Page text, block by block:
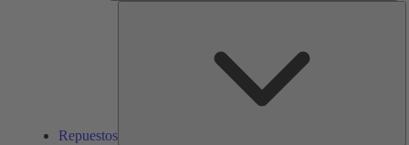
Repuestos